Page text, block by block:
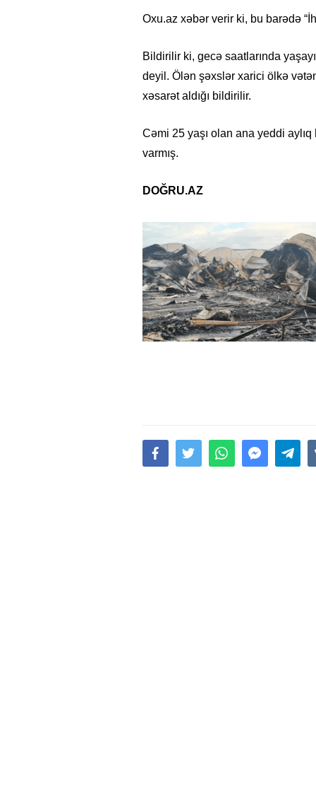
Oxu.az xəbər verir ki, bu barədə
Bildirilir ki, gecə saatlarında
deyil. Ölən şəxslər xarici ölkə
xəsarət aldığı bildirilir.
Cəmi 25 yaşı olan ana yeddi
varmış.
DOĞRU.AZ